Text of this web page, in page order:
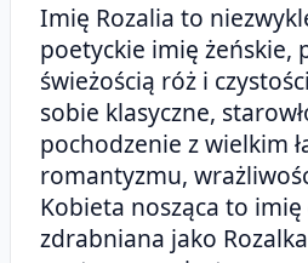
Imię Rozalia to
poetyckie imię żeńskie,
świeżością róż i
sobie klasyczne,
pochodzenie z wielkim
romantyzmu,
Kobieta nosząca to imię
zdrabniana jako